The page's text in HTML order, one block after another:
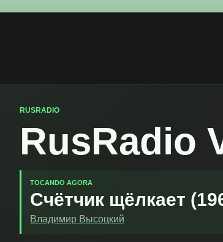
RUSRADIO
RusRadio
TOCANDO AGORA
Про Маляров,
Владимир Высоцкий